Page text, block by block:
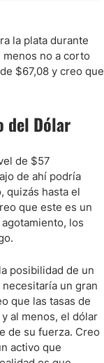
la plata durante
menos no a corto
$67,08 y creo que
del Dólar
de $57
de ahí podría
quizás hasta el
que este es un
los
posibilidad de un
un gran
que las tasas de
al menos, el dólar
de su fuerza. Creo
activo que